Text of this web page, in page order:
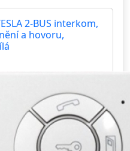
2-BUS interkom,
a hovoru,